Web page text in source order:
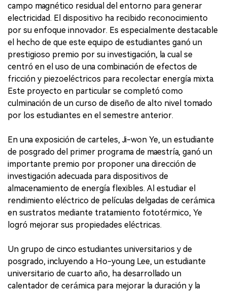
campo magnético residual del entorno para generar
electricidad. El dispositivo ha recibido reconocimiento
por su enfoque innovador. Es especialmente destacable
el hecho de que este equipo de estudiantes ganó un
prestigioso premio por su investigación, la cual se
centró en el uso de una combinación de efectos de
fricción y piezoeléctricos para recolectar energía mixta.
Este proyecto en particular se completó como
culminación de un curso de diseño de alto nivel tomado
por los estudiantes en el semestre anterior.
En una exposición de carteles, Ji-won Ye, un estudiante
de posgrado del primer programa de maestría, ganó un
importante premio por proponer una dirección de
investigación adecuada para dispositivos de
almacenamiento de energía flexibles. Al estudiar el
rendimiento eléctrico de películas delgadas de cerámica
en sustratos mediante tratamiento fototérmico, Ye
logró mejorar sus propiedades eléctricas.
Un grupo de cinco estudiantes universitarios y de
posgrado, incluyendo a Ho-young Lee, un estudiante
universitario de cuarto año, ha desarrollado un
calentador de cerámica para mejorar la duración y la